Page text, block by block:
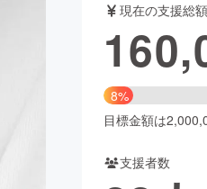
舞台・パフォーマンス
ビューティー・ヘルスケア
現在の支援総額
8%
目標金額は
支援者数